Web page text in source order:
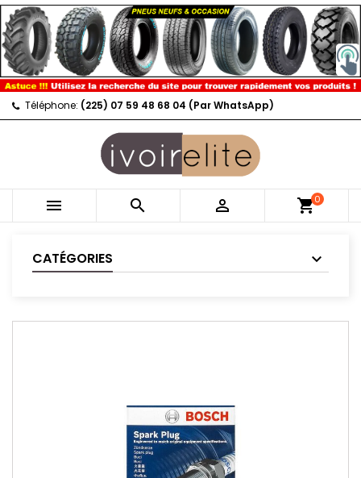
Téléphone: (225) 07 59 48 68 04 (Par WhatsApp)
   shopping_cart0
CATÉGORIES